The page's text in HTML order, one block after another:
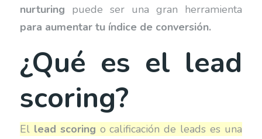
nurturing puede ser una gran herramienta
para aumentar tu índice de conversión.
¿Qué es el lead
scoring?
Ellead scoring o calificación de leads es una